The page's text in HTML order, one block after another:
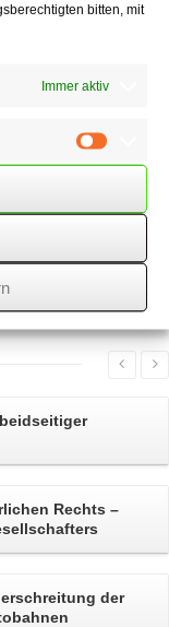
bitten, mit
Immer aktiv
das
Rechts –
der